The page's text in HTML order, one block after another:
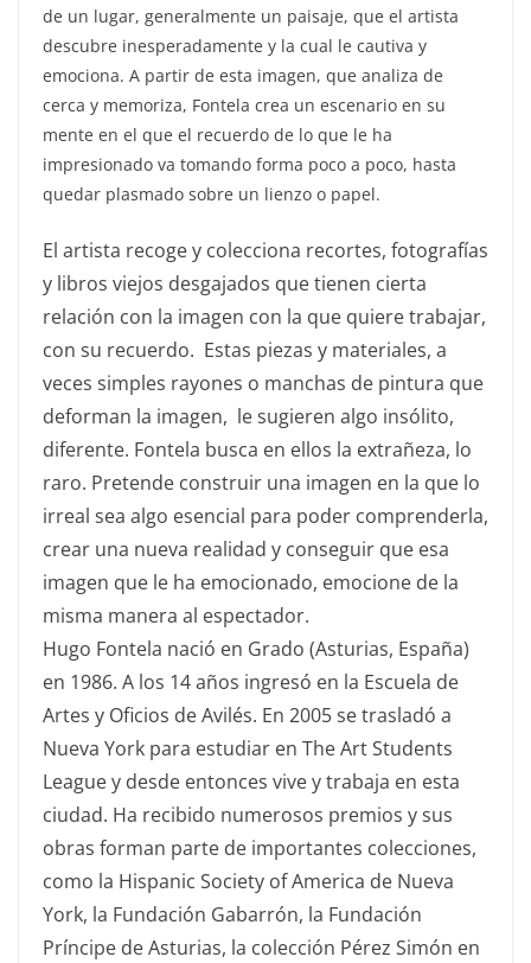
de un lugar, generalmente un paisaje, que el artista
descubre inesperadamente y la cual le cautiva y
emociona. A partir de esta imagen, que analiza de
cerca y memoriza, Fontela crea un escenario en su
mente en el que el recuerdo de lo que le ha
impresionado va tomando forma poco a poco, hasta
quedar plasmado sobre un lienzo o papel.
El artista recoge y colecciona recortes, fotografías
y libros viejos desgajados que tienen cierta
relación con la imagen con la que quiere trabajar,
con su recuerdo. Estas piezas y materiales, a
veces simples rayones o manchas de pintura que
deforman la imagen, le sugieren algo insólito,
diferente. Fontela busca en ellos la extrañeza, lo
raro. Pretende construir una imagen en la que lo
irreal sea algo esencial para poder comprenderla,
crear una nueva realidad y conseguir que esa
imagen que le ha emocionado, emocione de la
misma manera al espectador.
Hugo Fontela nació en Grado (Asturias, España)
en 1986. A los 14 años ingresó en la Escuela de
Artes y Oficios de Avilés. En 2005 se trasladó a
Nueva York para estudiar en The Art Students
League y desde entonces vive y trabaja en esta
ciudad. Ha recibido numerosos premios y sus
obras forman parte de importantes colecciones,
como la Hispanic Society of America de Nueva
York, la Fundación Gabarrón, la Fundación
Príncipe de Asturias, la colección Pérez Simón en